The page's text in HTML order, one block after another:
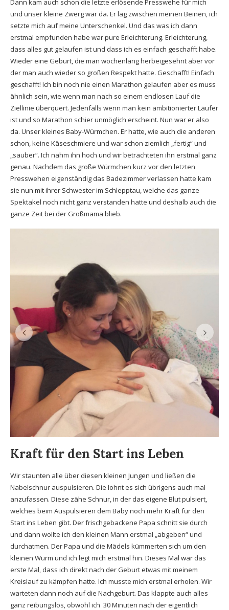
Dann kam auch schon die letzte erlösende Presswehe für mich
und unser kleine Zwerg war da. Er lag zwischen meinen Beinen, ich
setzte mich auf meine Unterschenkel. Und das was ich dann
erstmal empfunden habe war pure Erleichterung. Erleichterung,
dass alles gut gelaufen ist und dass ich es einfach geschafft habe.
Wieder eine Geburt, die man wochenlang herbeigesehnt aber vor
der man auch wieder so großen Respekt hatte. Geschafft! Einfach
geschafft! Ich bin noch nie einen Marathon gelaufen aber es muss
ähnlich sein, wie wenn man nach so einem endlosen Lauf die
Ziellinie überquert. Jedenfalls wenn man kein ambitionierter Läufer
ist und so Marathon schier unmöglich erscheint. Nun war er also
da. Unser kleines Baby-Würmchen. Er hatte, wie auch die anderen
schon, keine Käseschmiere und war schon ziemlich „fertig“ und
„sauber“. Ich nahm ihn hoch und wir betrachteten ihn erstmal ganz
genau. Nachdem das große Würmchen kurz vor den letzten
Presswehen eigenständig das Badezimmer verlassen hatte kam
sie nun mit ihrer Schwester im Schlepptau, welche das ganze
Spektakel noch nicht ganz verstanden hatte und deshalb auch die
ganze Zeit bei der Großmama blieb.
Kraft für den Start ins Leben
Wir staunten alle über diesen kleinen Jungen und ließen die
Nabelschnur auspulsieren. Die lohnt es sich übrigens auch mal
anzufassen. Diese zähe Schnur, in der das eigene Blut pulsiert,
welches beim Auspulsieren dem Baby noch mehr Kraft für den
Start ins Leben gibt. Der frischgebackene Papa schnitt sie durch
und dann wollte ich den kleinen Mann erstmal „abgeben“ und
durchatmen. Der Papa und die Mädels kümmerten sich um den
kleinen Wurm und ich legt mich erstmal hin. Dieses Mal war das
erste Mal, dass ich direkt nach der Geburt etwas mit meinem
Kreislauf zu kämpfen hatte. Ich musste mich erstmal erholen. Wir
warteten dann noch auf die Nachgeburt. Das klappte auch alles
ganz reibungslos, obwohl ich 30 Minuten nach der eigentlich